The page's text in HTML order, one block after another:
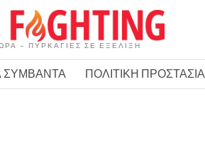
– ΠΥΡΚΑΓΙΕΣ ΣΕ ΕΞΕΛΙΞΗ
ΣΥΜΒΑΝΤΑ ΠΟΛΙΤΙΚΗ ΠΡΟΣΤΑΣΙΑ